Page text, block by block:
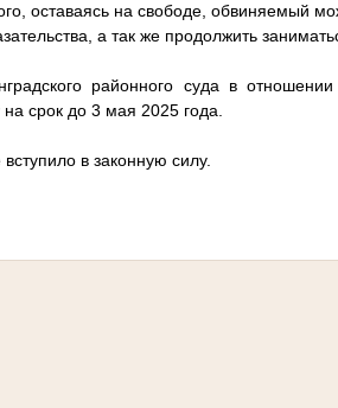
оставаясь на свободе, обвиняемый
а так же продолжить
районного суда в
срок до 3 мая 2025 года.
в законную силу.